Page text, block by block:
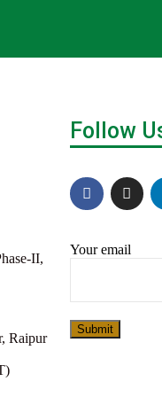
II,
Raipur
Follow
Your email
Submit